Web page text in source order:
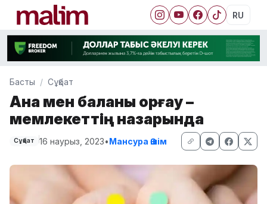
RU
Басты Сұқбат
Ана мен баланы қорғау –
мемлекеттің назарында
Сұқбат 16 наурыз, 2023•Мансура Әшім